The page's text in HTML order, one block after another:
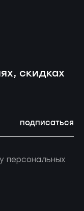
скидках
подписаться
персональных